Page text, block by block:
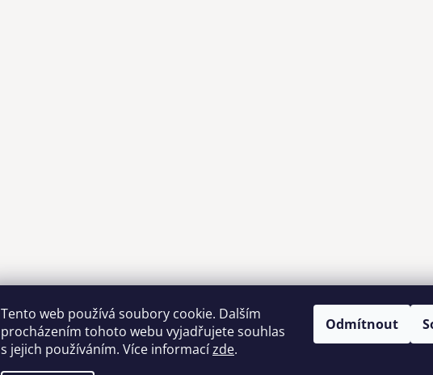
Tento web používá soubory cookie. Dalším
procházením tohoto webu vyjadřujete souhlas
s jejich používáním. Více informacízde.
Odmítnout
Možnosti dopravy